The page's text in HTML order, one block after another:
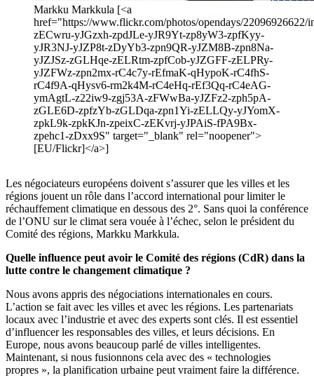
Markku Markkula [<a
href="https://www.flickr.com/photos/opendays/22096926622/
zECwru-yJGzxh-zpdJLe-yJR9Yt-zp8yW3-zpfKyy-
yJR3NJ-yJZP8t-zDyYb3-zpn9QR-yJZM8B-zpn8Na-
yJZJSz-zGLHqe-zELRtm-zpfCob-yJZGFF-zELPRy-
yJZFWz-zpn2mx-rC4c7y-rEfmaK-qHypoK-rC4fhS-
rC4f9A-qHysv6-rm2k4M-rC4eHq-rEf3Qq-rC4eAG-
ymAgtL-z22iw9-zgj53A-zFWwBa-yJZFz2-zph5pA-
zGLE6D-zpfzYb-zGLDqa-zpn1Yi-zELLQy-yJYomX-
zpkL9k-zpkKJn-zpeixC-zEKvrj-yJPAiS-fPA9Bx-
zpehc1-zDxx9S" target="_blank" rel="noopener">
[EU/Flickr]</a>]
Les négociateurs européens doivent s’assurer que les villes et les
régions jouent un rôle dans l’accord international pour limiter le
réchauffement climatique en dessous des 2°. Sans quoi la conférence
de l’ONU sur le climat sera vouée à l’échec, selon le président du
Comité des régions, Markku Markkula.
Quelle influence peut avoir le Comité des régions (CdR) dans la
lutte contre le changement climatique ?
Nous avons appris des négociations internationales en cours.
L’action se fait avec les villes et avec les régions. Les partenariats
locaux avec l’industrie et avec des experts sont clés. Il est essentiel
d’influencer les responsables des villes, et leurs décisions. En
Europe, nous avons beaucoup parlé de villes intelligentes.
Maintenant, si nous fusionnons cela avec des « technologies
propres », la planification urbaine peut vraiment faire la différence.